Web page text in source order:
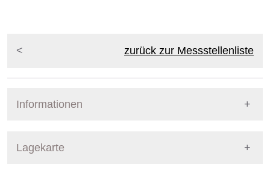
zurück zur Messstellenliste
Informationen
Lagekarte